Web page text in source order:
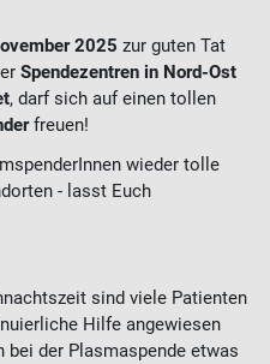
2025 zur guten Tat
Spendezentren in Nord-Ost
, darf sich auf einen tollen
freuen!
wieder tolle
- lasst Euch
sind viele Patienten
Hilfe angewiesen
bei der Plasmaspende etwas